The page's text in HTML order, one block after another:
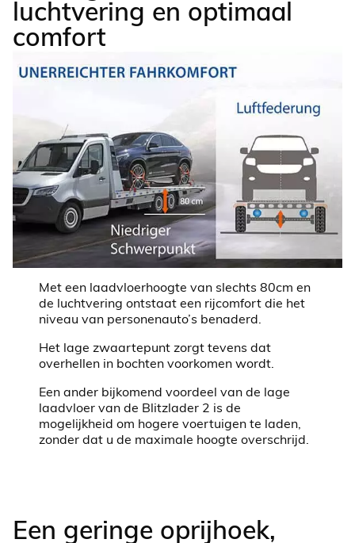
luchtvering en optimaal
comfort
Met een laadvloerhoogte van slechts 80cm en
de luchtvering ontstaat een rijcomfort die het
niveau van personenauto’s benaderd.
Het lage zwaartepunt zorgt tevens dat
overhellen in bochten voorkomen wordt.
Een ander bijkomend voordeel van de lage
laadvloer van de Blitzlader 2 is de
mogelijkheid om hogere voertuigen te laden,
zonder dat u de maximale hoogte overschrijd.
Een geringe oprijhoek,